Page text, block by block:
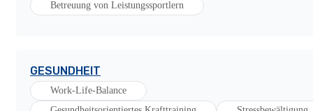
Betreuung von Leistungssportlern
GESUNDHEIT
Work-Life-Balance